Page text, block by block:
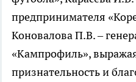
предпринимателя
Коновалова П.В. –
«Кампрофиль»,
признательность и